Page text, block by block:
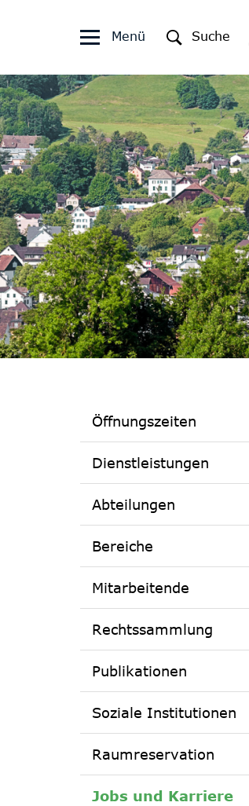
Menü Suche
Öffnungszeiten
Dienstleistungen
Abteilungen
Bereiche
Mitarbeitende
Rechtssammlung
Publikationen
Soziale Institutionen
Raumreservation
Jobs und Karriere